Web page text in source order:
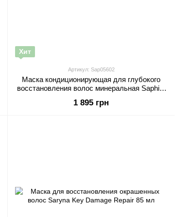
Хит
Артикул: Sap05602
Маска кондиционирующая для глубокого
восстановления волос минеральная Saphira
1 895 грн